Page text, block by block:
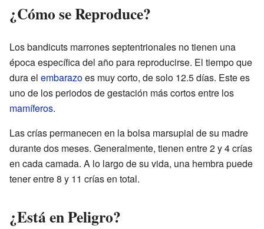
¿Cómo se Reproduce?
Los bandicuts marrones septentrionales no tienen una
época específica del año para reproducirse. El tiempo que
dura el embarazoes muy corto, de solo 12.5 días. Este es
uno de los periodos de gestación más cortos entre los
mamíferos.
Las crías permanecen en la bolsa marsupial de su madre
durante dos meses. Generalmente, tienen entre 2 y 4 crías
en cada camada. A lo largo de su vida, una hembra puede
tener entre 8 y 11 crías en total.
¿Está en Peligro?